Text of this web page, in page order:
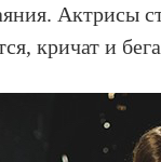
Актрисы
кричат и